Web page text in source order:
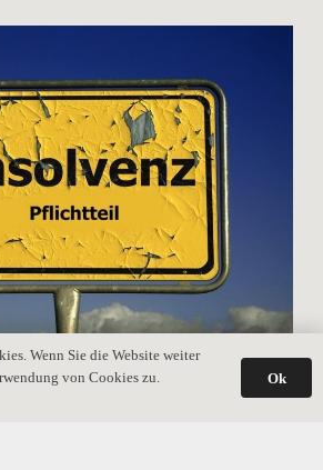
in der Insolvenz
Wenn Sie die Website weiter
von Cookies zu.
Ok